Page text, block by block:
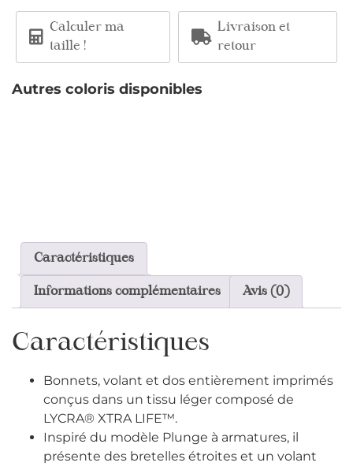
Calculer ma
taille !
Livraison et
retour
Autres coloris disponibles
Caractéristiques
Informations complémentaires Avis (0)
Caractéristiques
Bonnets, volant et dos entièrement imprimés
conçus dans un tissu léger composé de
LYCRA® XTRA LIFE™.
Inspiré du modèle Plunge à armatures, il
présente des bretelles étroites et un volant